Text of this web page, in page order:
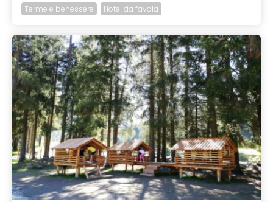
Terme e benessere Hotel da favola